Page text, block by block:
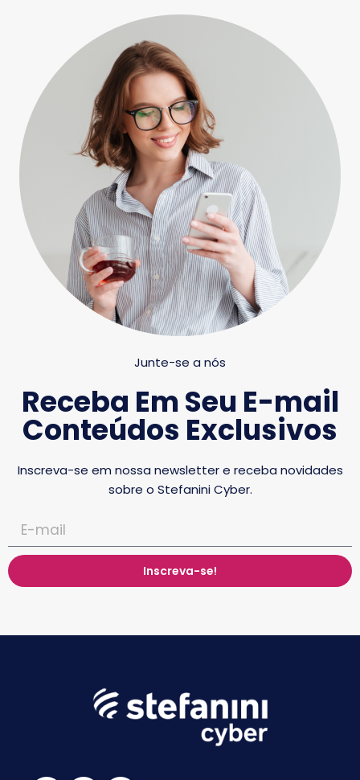
Junte-se a nós
Receba Em Seu E-mail
Conteúdos Exclusivos
Inscreva-se em nossa newsletter e receba novidades
sobre o Stefanini Cyber.
Inscreva-se!